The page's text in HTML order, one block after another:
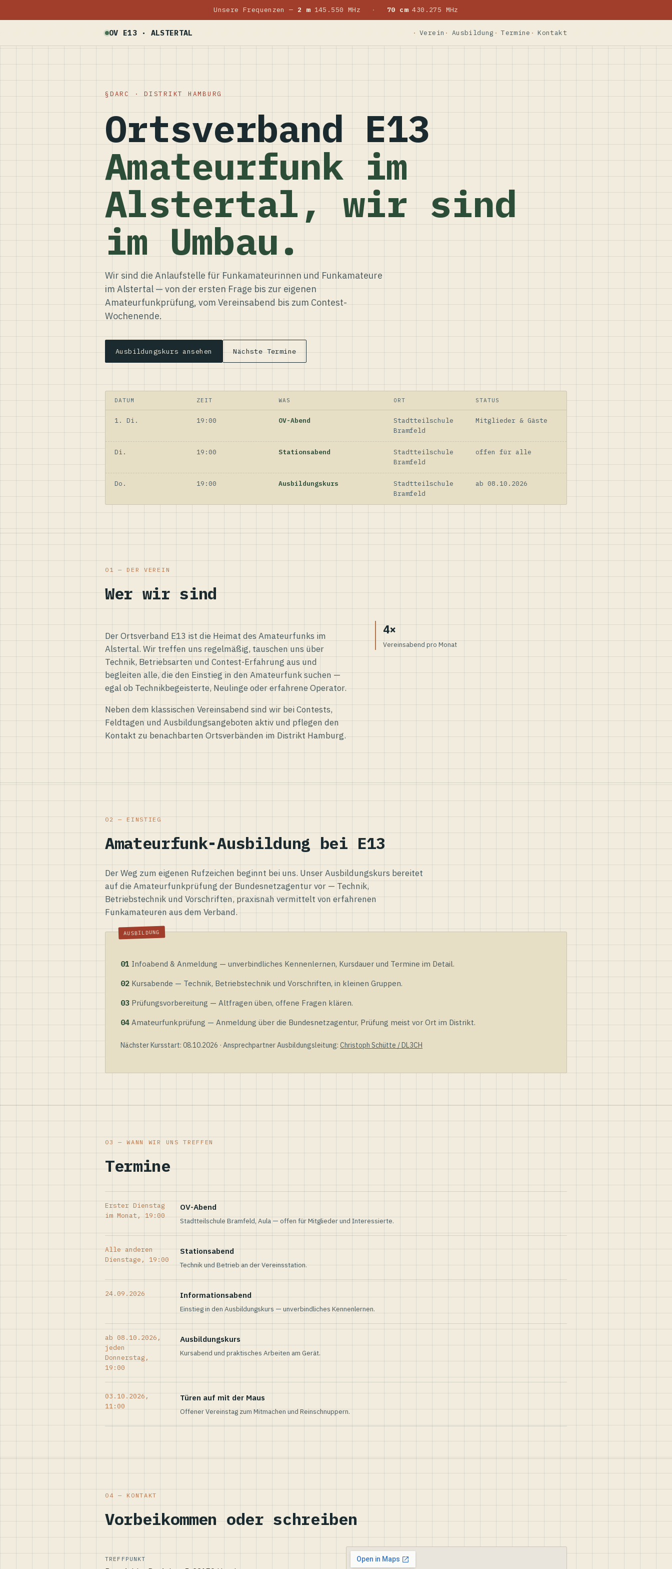
Unsere Frequenzen — 2 m145.550 MHz · 70 cm430.275 MHz
OV E13 · ALSTERTAL Verein Ausbildung Termine Kontakt
DARC · DISTRIKT HAMBURG
Ortsverband E13
Amateurfunk im
Alstertal, wir sind
im Umbau.
Wir sind die Anlaufstelle für Funkamateurinnen und Funkamateure
im Alstertal — von der ersten Frage bis zur eigenen
Amateurfunkprüfung, vom Vereinsabend bis zum Contest-
Wochenende.
Ausbildungskurs ansehen Nächste Termine
DATUM ZEIT WAS ORT STATUS
1. Di. 19:00 OV-Abend
Stadtteilschule
Bramfeld
Mitglieder & Gäste
Di. 19:00 Stationsabend
Stadtteilschule
Bramfeld
offen für alle
Do. 19:00 Ausbildungskurs
Stadtteilschule
Bramfeld
ab 08.10.2026
01 — DER VEREIN
Wer wir sind
Der Ortsverband E13 ist die Heimat des Amateurfunks im
Alstertal. Wir treffen uns regelmäßig, tauschen uns über
Technik, Betriebsarten und Contest-Erfahrung aus und
begleiten alle, die den Einstieg in den Amateurfunk suchen —
egal ob Technikbegeisterte, Neulinge oder erfahrene Operator.
Neben dem klassischen Vereinsabend sind wir bei Contests,
Feldtagen und Ausbildungsangeboten aktiv und pflegen den
Kontakt zu benachbarten Ortsverbänden im Distrikt Hamburg.
4×
Vereinsabend pro Monat
02 — EINSTIEG
Amateurfunk-Ausbildung bei E13
Der Weg zum eigenen Rufzeichen beginnt bei uns. Unser Ausbildungskurs bereitet
auf die Amateurfunkprüfung der Bundesnetzagentur vor — Technik,
Betriebstechnik und Vorschriften, praxisnah vermittelt von erfahrenen
Funkamateuren aus dem Verband.
01 Infoabend & Anmeldung — unverbindliches Kennenlernen, Kursdauer und Termine im Detail.
02 Kursabende — Technik, Betriebstechnik und Vorschriften, in kleinen Gruppen.
03 Prüfungsvorbereitung — Altfragen üben, offene Fragen klären.
04 Amateurfunkprüfung — Anmeldung über die Bundesnetzagentur, Prüfung meist vor Ort im Distrikt.
Nächster Kursstart: 08.10.2026 · Ansprechpartner Ausbildungsleitung: Christoph Schütte / DL3CH
03 — WANN WIR UNS TREFFEN
Termine
Erster Dienstag
im Monat, 19:00
OV-Abend
Stadtteilschule Bramfeld, Aula — offen für Mitglieder und Interessierte.
Alle anderen
Dienstage, 19:00
Stationsabend
Technik und Betrieb an der Vereinsstation.
24.09.2026 Informationsabend
Einstieg in den Ausbildungskurs — unverbindliches Kennenlernen.
ab 08.10.2026,
jeden
Donnerstag,
19:00
Ausbildungskurs
Kursabend und praktisches Arbeiten am Gerät.
03.10.2026,
11:00
Türen auf mit der Maus
Offener Vereinstag zum Mitmachen und Reinschnuppern.
04 — KONTAKT
Vorbeikommen oder schreiben
TREFFPUNKT